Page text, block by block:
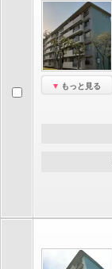
もっと見る